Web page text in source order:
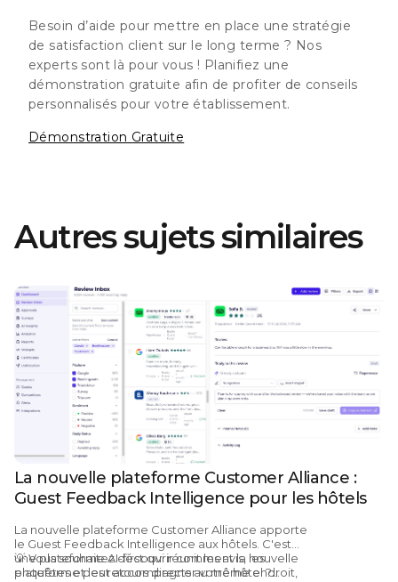
Besoin d’aide pour mettre en place une stratégie
de satisfaction client sur le long terme ? Nos
experts sont là pour vous ! Planifiez une
démonstration gratuite afin de profiter de conseils
personnalisés pour votre établissement.
Démonstration Gratuite
Autres sujets similaires
La nouvelle plateforme Customer Alliance :
Guest Feedback Intelligence pour les hôtels
La nouvelle plateforme Customer Alliance apporte
le Guest Feedback Intelligence aux hôtels. C'est
une plateforme AI-first qui réunit les avis, les
enquêtes et les retours directs au même endroit,
💡Vous souhaitez découvrir comment la nouvelle
plateforme peut accompagner votre hôtel ?